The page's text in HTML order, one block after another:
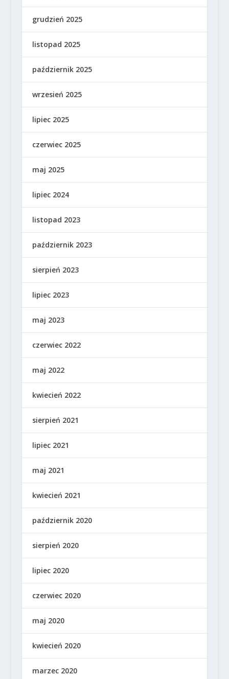
grudzień 2025
listopad 2025
październik 2025
wrzesień 2025
lipiec 2025
czerwiec 2025
maj 2025
lipiec 2024
listopad 2023
październik 2023
sierpień 2023
lipiec 2023
maj 2023
czerwiec 2022
maj 2022
kwiecień 2022
sierpień 2021
lipiec 2021
maj 2021
kwiecień 2021
październik 2020
sierpień 2020
lipiec 2020
czerwiec 2020
maj 2020
kwiecień 2020
marzec 2020